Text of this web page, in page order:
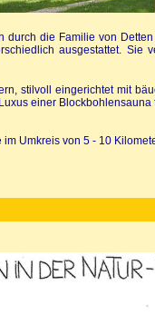
die Familie von
ausgestattet. Sie
stilvoll eingerichtet mit
einer
Umkreis von 5 - 10